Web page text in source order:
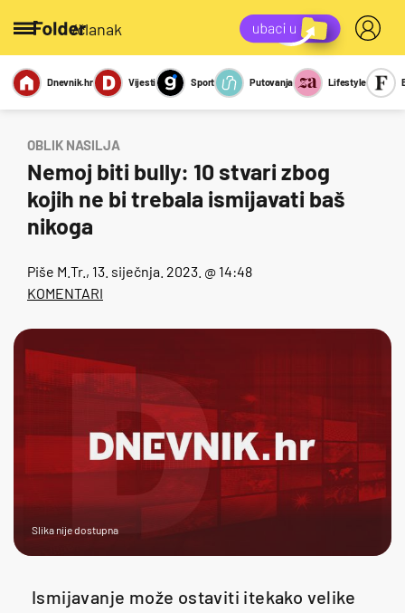
/članak
Miks Kviz
Report
Sexy
Dnevnik.hr Vijesti Sport Putovanja Lifestyle
OBLIK NASILJA
Nemoj biti bully: 10 stvari zbog
kojih ne bi trebala ismijavati baš
nikoga
Piše M.Tr. , 13. siječnja. 2023. @ 14:48
KOMENTARI
Slika nije dostupna
Ismijavanje može ostaviti itekako velike